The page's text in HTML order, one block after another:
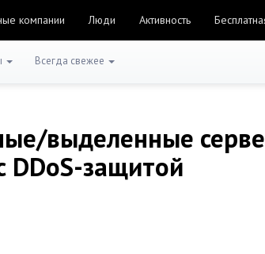
компании Люди Активность
Всегда свежее
выделенные
DDoS-защитой